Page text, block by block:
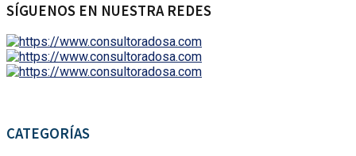
SÍGUENOS EN NUESTRA REDES
CATEGORÍAS